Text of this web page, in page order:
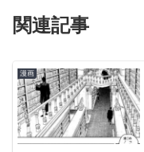
関連記事
漫画